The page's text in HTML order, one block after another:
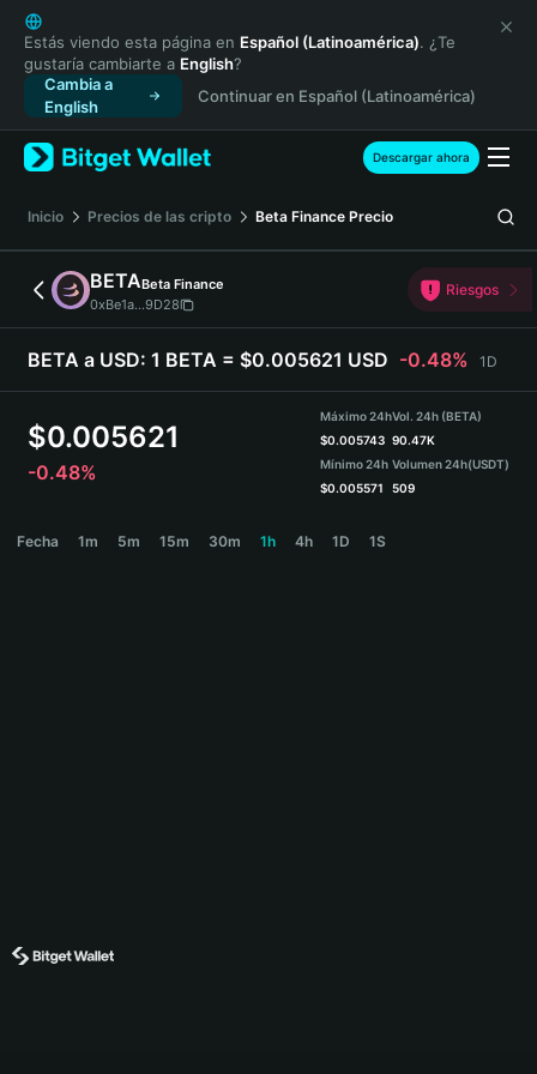
English
日本語
Tiếng Việt
Русский
Español (Latinoamérica)
Türkçe
Français
Deutsch
简体中文
繁體中文
Português (Portugal)
Bahasa Indonesia
ภาษาไทย
Español
Español (Argentina)
Estás viendo esta página en Español (Latinoamérica). ¿Te
gustaría cambiarte a English?
Cambia a
English
Continuar en Español (Latinoamérica)
Descargar ahora
Inicio Precios de las cripto Beta Finance Precio
BETABeta Finance
0xBe1a...9D28
Riesgos
BETA a USD: 1 BETA = $0.005621 USD -0.48% 1D
$0.005621
-0.48%
Máximo 24h
$0.005743
Mínimo 24h
$0.005571
Vol. 24h (BETA)
90.47K
Volumen 24h(USDT)
509
Fecha 1m 5m 15m 30m 1h 4h 1D 1S